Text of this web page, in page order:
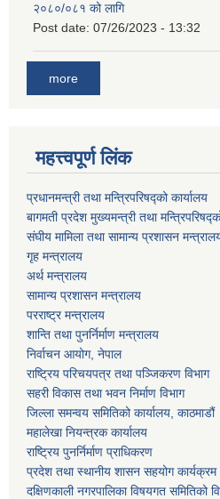
२०८०/०८१ को लागि
Post date: 07/26/2023 - 13:32
more
महत्त्वपूर्ण लिंक
प्रधानमन्त्री तथा मन्त्रिपरिषद्को कार्यालय
बागमती प्रदेश मुख्यमन्त्री तथा
संघीय मामिला तथा सामान्य प्रशासन
गृह मन्त्रालय
अर्थ मन्त्रालय
सामान्य प्रशासन मन्त्रालय
परराष्ट्र मन्त्रालय
शान्ति तथा पुनर्निर्माण मन्त्रालय
निर्वाचन आयोग, नेपाल
राष्ट्रिय परिचयपत्र तथा पञ्जिकरण विभाग
सहरी विकास तथा भवन निर्माण विभाग
जिल्ला समन्वय समितिको कार्यालय, काठमाडौं
महालेखा नियन्त्रक कार्यालय
राष्ट्रिय पुनर्निर्माण प्राधिकरण
प्रदेश तथा स्थानीय शासन सहयोग कार्यक्रम
दक्षिणकाली नगरपालिका विषयगत समितिको